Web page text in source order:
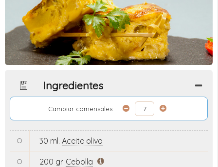
Ingredientes
Cambiar comensales
30 ml. Aceite oliva
200 gr. Cebolla